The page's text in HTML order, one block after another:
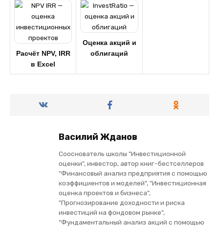
Расчёт NPV, IRR
в Excel
Оценка акций и
облигаций
Василий Жданов
Сооснователь школы "Инвестиционной
оценки", инвестор, автор книг-бестселлеров
"Финансовый анализ предприятия с помощью
коэффициентов и моделей", "Инвестиционная
оценка проектов и бизнеса",
"Прогнозирование доходности и риска
инвестиций на фондовом рынке",
"Фундаментальный анализ акций с помощью